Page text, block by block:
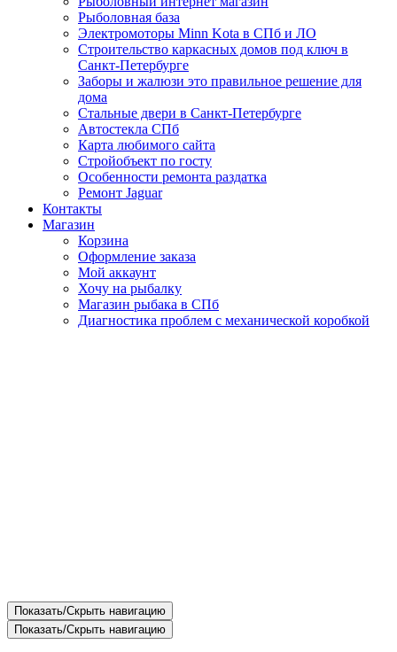
Рыболовная база
Электромоторы Minn Kota в СПб и ЛО
Строительство каркасных домов под ключ в
Санкт-Петербурге
Заборы и жалюзи это правильное решение для
дома
Стальные двери в Санкт-Петербурге
Автостекла СПб
Карта любимого сайта
Стройобъект по госту
Особенности ремонта раздатка
Ремонт Jaguar
Контакты
Магазин
Корзина
Оформление заказа
Мой аккаунт
Хочу на рыбалку
Магазин рыбака в СПб
Диагностика проблем с механической коробкой
Показать/Скрыть навигацию
Показать/Скрыть навигацию